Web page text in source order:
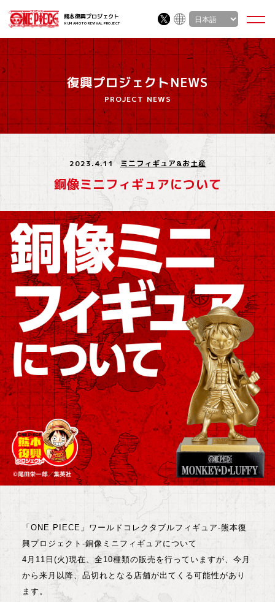
熊本復興プロジェクト
KUMAMOTO REVIVAL PROJECT
復興プロジェクトNEWS
PROJECT NEWS
2023.4.11 ミニフィギュア&お土産
銅像ミニフィギュアについて
「ONE PIECE」ワールドコレクタブルフィギュア-熊本復
興プロジェクト-銅像ミニフィギュアについて
4月11日(火)現在、全10種類の販売を行っていますが、今月
から来月以降、品切れとなる店舗が出てくる可能性があり
ます。